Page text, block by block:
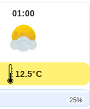
01:00
12.5°C
25%